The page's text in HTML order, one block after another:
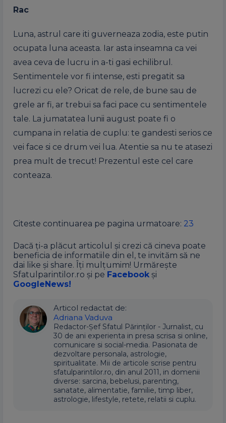
Rac
Luna, astrul care iti guverneaza zodia, este putin
ocupata luna aceasta. Iar asta inseamna ca vei
avea ceva de lucru in a-ti gasi echilibrul.
Sentimentele vor fi intense, esti pregatit sa
lucrezi cu ele? Oricat de rele, de bune sau de
grele ar fi, ar trebui sa faci pace cu sentimentele
tale. La jumatatea lunii august poate fi o
cumpana in relatia de cuplu: te gandesti serios ce
vei face si ce drum vei lua. Atentie sa nu te atasezi
prea mult de trecut! Prezentul este cel care
conteaza.
Citeste continuarea pe pagina urmatoare: 23
Dacă ți-a plăcut articolul și crezi că cineva poate
beneficia de informatiile din el, te invităm să ne
dai like și share. Îți mulțumim! Urmărește
Sfatulparintilor.ro și pe Facebook și
GoogleNews!
Articol redactat de:
Adriana Vaduva
Redactor-Șef Sfatul Părinților - Jurnalist, cu
30 de ani experienta in presa scrisa si online,
comunicare si social-media. Pasionata de
dezvoltare personala, astrologie,
spiritualitate. Mii de articole scrise pentru
sfatulparintilor.ro, din anul 2011, in domenii
diverse: sarcina, bebelusi, parenting,
sanatate, alimentatie, familie, timp liber,
astrologie, lifestyle, retete, relatii si cuplu.